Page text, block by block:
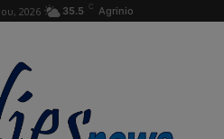
2026 35.5 C Agrinio